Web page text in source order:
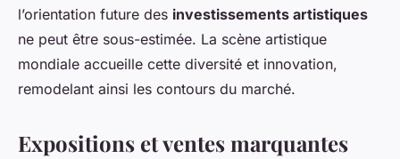
l’orientation future des investissements artistiques
ne peut être sous-estimée. La scène artistique
mondiale accueille cette diversité et innovation,
remodelant ainsi les contours du marché.
Expositions et ventes marquantes